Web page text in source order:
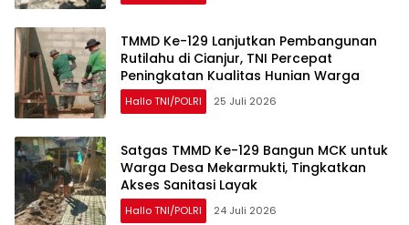
TMMD Ke-129 Lanjutkan Pembangunan
Rutilahu di Cianjur, TNI Percepat
Peningkatan Kualitas Hunian Warga
Hallo TNI/POLRI 25 Juli 2026
Satgas TMMD Ke-129 Bangun MCK untuk
Warga Desa Mekarmukti, Tingkatkan
Akses Sanitasi Layak
Hallo TNI/POLRI 24 Juli 2026